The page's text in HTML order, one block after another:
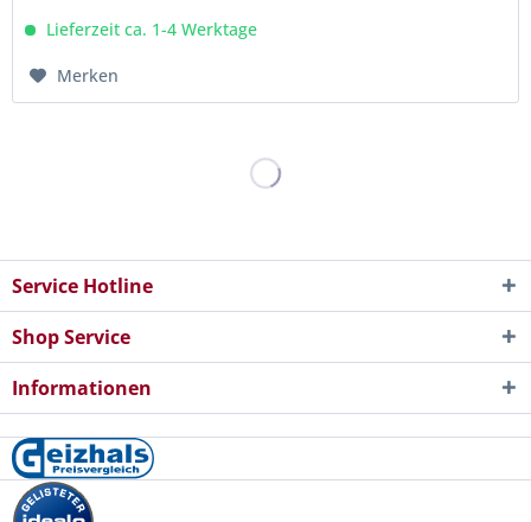
Lieferzeit ca. 1-4 Werktage
Merken
Service Hotline
Shop Service
Informationen